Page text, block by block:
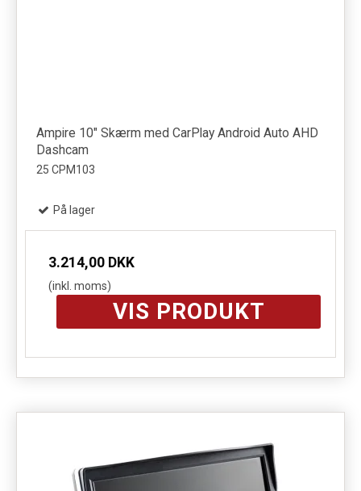
Ampire 10" Skærm med CarPlay Android Auto AHD
Dashcam
25 CPM103
På lager
3.214,00 DKK
(inkl. moms)
VIS PRODUKT